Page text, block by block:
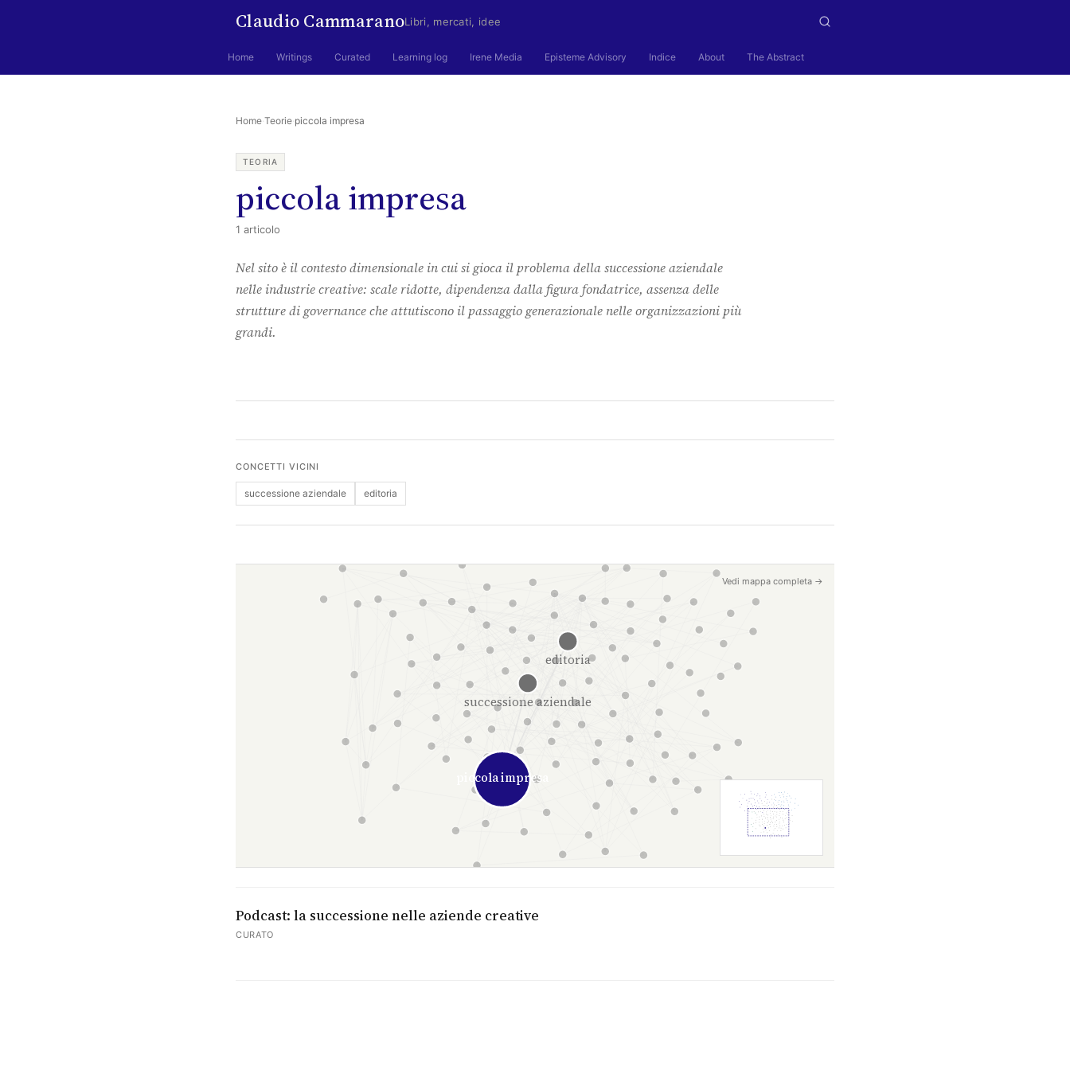
Claudio CammaranoLibri, mercati, idee
Home Writings Curated Learning log Irene Media Episteme Advisory Indice About The Abstract
Home·Teorie·piccola impresa
TEORIA
piccola impresa
1 articolo
Nel sito è il contesto dimensionale in cui si gioca il problema della successione aziendale
nelle industrie creative: scale ridotte, dipendenza dalla figura fondatrice, assenza delle
strutture di governance che attutiscono il passaggio generazionale nelle organizzazioni più
grandi.
CONCETTI VICINI
successione aziendale editoria
successione aziendale
editoria
piccola impresa
Vedi mappa completa →
Podcast: la successione nelle aziende creative
CURATO